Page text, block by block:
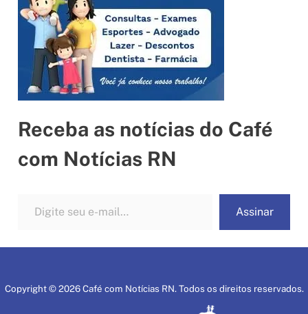
Receba as notícias do Café
com Notícias RN
Assinar
Copyright © 2026 Café com Notícias RN. Todos os direitos reservados.